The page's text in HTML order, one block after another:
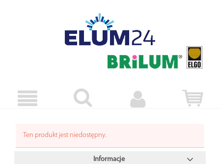
Ten produkt jest niedostępny.
Informacje